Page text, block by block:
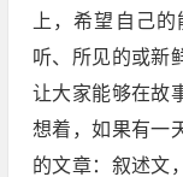
上，希望自己
听、所见的或新
让大家能够在故
想着，如果有一
的文章：叙述文